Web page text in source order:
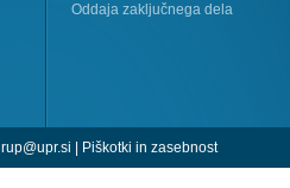
Oddaja zaključnega dela
rup@upr.si | Piškotki in zasebnost